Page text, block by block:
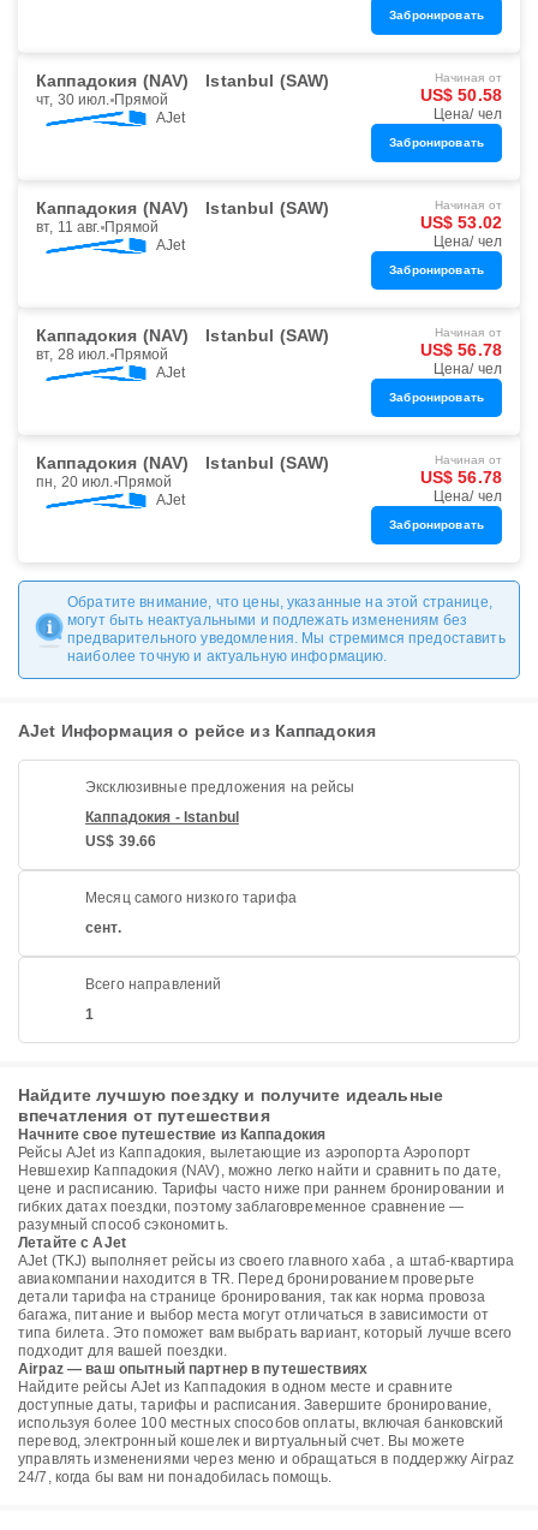
Забронировать
Каппадокия (NAV) Istanbul (SAW)
чт, 30 июл. Прямой
AJet
Начиная от
US$ 50.58
Цена/ чел
Забронировать
Каппадокия (NAV) Istanbul (SAW)
вт, 11 авг. Прямой
AJet
Начиная от
US$ 53.02
Цена/ чел
Забронировать
Каппадокия (NAV) Istanbul (SAW)
вт, 28 июл. Прямой
AJet
Начиная от
US$ 56.78
Цена/ чел
Забронировать
Каппадокия (NAV) Istanbul (SAW)
пн, 20 июл. Прямой
AJet
Начиная от
US$ 56.78
Цена/ чел
Забронировать
Обратите внимание, что цены, указанные на этой странице,
могут быть неактуальными и подлежать изменениям без
предварительного уведомления. Мы стремимся предоставить
наиболее точную и актуальную информацию.
AJet Информация о рейсе из Каппадокия
Эксклюзивные предложения на рейсы
Каппадокия - Istanbul
US$ 39.66
Месяц самого низкого тарифа
сент.
Всего направлений
1
Найдите лучшую поездку и получите идеальные
впечатления от путешествия
Начните свое путешествие из Каппадокия
Рейсы AJet из Каппадокия, вылетающие из аэропорта Аэропорт
Невшехир Каппадокия (NAV), можно легко найти и сравнить по дате,
цене и расписанию. Тарифы часто ниже при раннем бронировании и
гибких датах поездки, поэтому заблаговременное сравнение —
разумный способ сэкономить.
Летайте с AJet
AJet (TKJ) выполняет рейсы из своего главного хаба , а штаб-квартира
авиакомпании находится в TR. Перед бронированием проверьте
детали тарифа на странице бронирования, так как норма провоза
багажа, питание и выбор места могут отличаться в зависимости от
типа билета. Это поможет вам выбрать вариант, который лучше всего
подходит для вашей поездки.
Airpaz — ваш опытный партнер в путешествиях
Найдите рейсы AJet из Каппадокия в одном месте и сравните
доступные даты, тарифы и расписания. Завершите бронирование,
используя более 100 местных способов оплаты, включая банковский
перевод, электронный кошелек и виртуальный счет. Вы можете
управлять изменениями через меню и обращаться в поддержку Airpaz
24/7, когда бы вам ни понадобилась помощь.